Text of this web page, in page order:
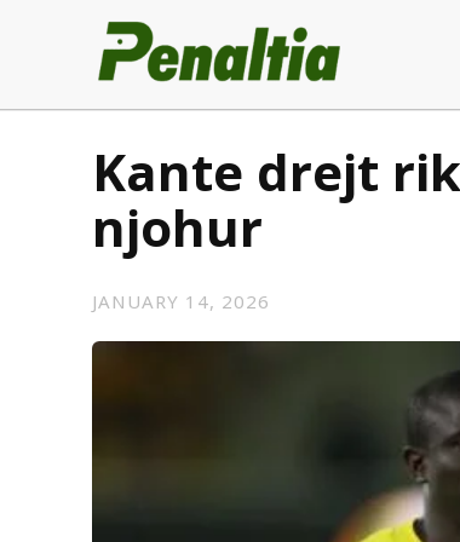
Kante drejt
njohur
JANUARY 14, 2026